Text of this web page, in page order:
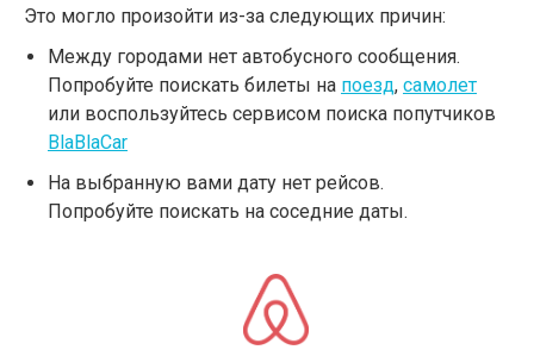
Это могло произойти из-за следующих причин:
Между городами нет автобусного сообщения.
Попробуйте поискать билеты на поезд, самолет
или воспользуйтесь сервисом поиска попутчиков
BlaBlaCar
На выбранную вами дату нет рейсов.
Попробуйте поискать на соседние даты.